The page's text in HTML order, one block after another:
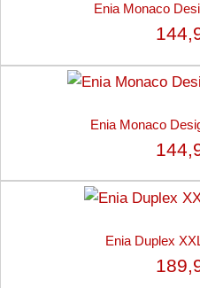
Enia Monaco
Enia Monaco
Enia Duplex